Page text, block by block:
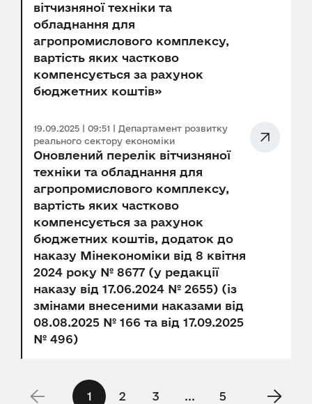
вітчизняної техніки та
обладнання для
агропромислового комплексу,
вартість яких частково
компенсується за рахунок
бюджетних коштів»
19.09.2025 | 09:51 | Департамент розвитку
реального сектору економіки
Оновлений перелік вітчизняної
техніки та обладнання для
агропромислового комплексу,
вартість яких частково
компенсується за рахунок
бюджетних коштів, додаток до
наказу Мінекономіки від 8 квітня
2024 року № 8677 (у редакції
наказу від 17.06.2024 № 2655) (із
змінами внесеними наказами від
08.08.2025 № 166 та від 17.09.2025
№ 496)
1 2 3 ... 5